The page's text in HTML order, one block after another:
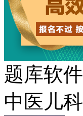
题库软件
中医儿